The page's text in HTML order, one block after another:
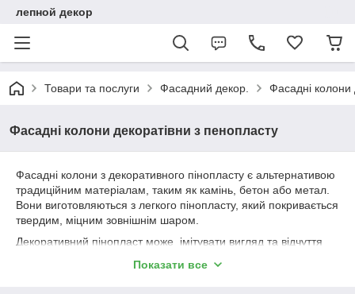
лепной декор
Товари та послуги Фасадний декор. Фасадні колони
Фасадні колони декоратівни з пенопласту
Фасадні колони з декоративного пінопласту є альтернативою
традиційним матеріалам, таким як камінь, бетон або метал.
Вони виготовляються з легкого пінопласту, який покривається
твердим, міцним зовнішнім шаром.
Декоративний пінопласт може імітувати вигляд та відчуття
для покращення естетичної привабливості зовнішнього
Показати все